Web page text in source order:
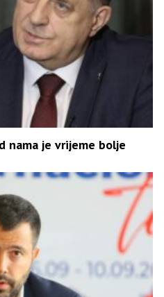
nama je vrijeme bolje